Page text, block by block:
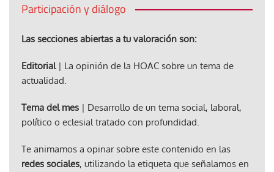
Participación y diálogo
Las secciones abiertas a tu valoración son:
Editorial| La opinión de la HOAC sobre un tema de
actualidad.
Tema del mes | Desarrollo de un tema social, laboral,
político o eclesial tratado con profundidad.
Te animamos a opinar sobre este contenido en las
redes sociales, utilizando la etiqueta que señalamos en